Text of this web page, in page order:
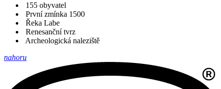
155 obyvatel
První zmínka 1500
Řeka Labe
Renesanční tvrz
Archeologická naleziště
nahoru